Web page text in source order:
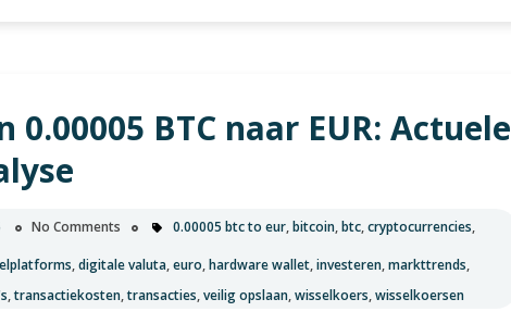
0.00005 BTC naar EUR: Actuele
No Comments 0.00005 btc to eur,bitcoin,btc,cryptocurrencies,
,digitale valuta,euro,hardware wallet,investeren,markttrends,
,transactiekosten,transacties,veilig opslaan,wisselkoers,wisselkoersen